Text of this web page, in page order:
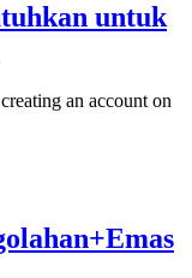
untuk
an account on